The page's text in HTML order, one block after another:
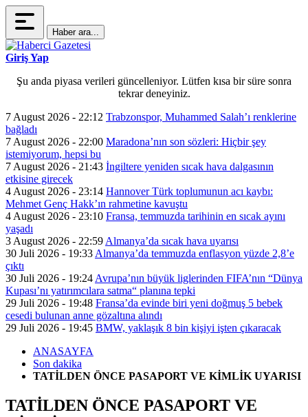
Haber ara...
Giriş Yap
Şu anda piyasa verileri güncelleniyor. Lütfen kısa bir süre sonra
tekrar deneyiniz.
7 August 2026 - 22:12 Trabzonspor, Muhammed Salah’ı renklerine
bağladı
7 August 2026 - 22:00 Maradona’nın son sözleri: Hiçbir şey
istemiyorum, hepsi bu
7 August 2026 - 21:43 İngiltere yeniden sıcak hava dalgasının
etkisine girecek
4 August 2026 - 23:14 Hannover Türk toplumunun acı kaybı:
Mehmet Genç Hakk’ın rahmetine kavuştu
4 August 2026 - 23:10 Fransa, temmuzda tarihinin en sıcak ayını
yaşadı
3 August 2026 - 22:59 Almanya’da sıcak hava uyarısı
30 Juli 2026 - 19:33 Almanya’da temmuzda enflasyon yüzde 2,8’e
çıktı
30 Juli 2026 - 19:24 Avrupa’nın büyük liglerinden FIFA’nın “Dünya
Kupası’nı yatırımcılara satma“ planına tepki
29 Juli 2026 - 19:48 Fransa’da evinde biri yeni doğmuş 5 bebek
cesedi bulunan anne gözaltına alındı
29 Juli 2026 - 19:45 BMW, yaklaşık 8 bin kişiyi işten çıkaracak
ANASAYFA
Son dakika
TATİLDEN ÖNCE PASAPORT VE KİMLİK UYARISI
TATİLDEN ÖNCE PASAPORT VE